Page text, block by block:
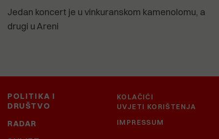
Jedan koncert je u vinkuranskom kamenolomu, a
drugi u Areni
POLITIKA I
DRUŠTVO
RADAR
KOLAČIĆI
UVJETI KORIŠTENJA
IMPRESSUM